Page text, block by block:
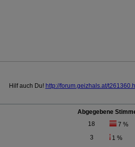
Hilf auch Du! http://forum.geizhals.at/
Abgegebene
18 7 %
3 1 %